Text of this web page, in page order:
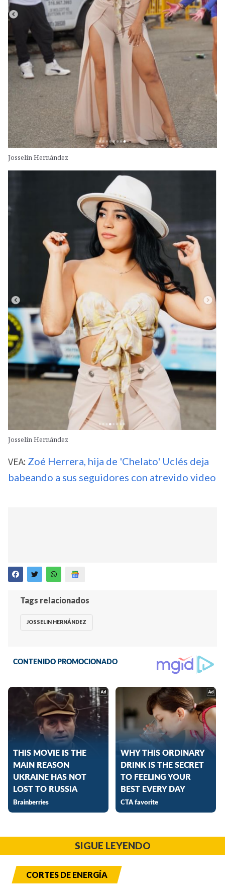
Josselin Hernández
Josselin Hernández
VEA: Zoé Herrera, hija de 'Chelato' Uclés deja
babeando a sus seguidores con atrevido video
Tags relacionados
JOSSELIN HERNÁNDEZ
SIGUE LEYENDO
CORTES DE ENERGÍA